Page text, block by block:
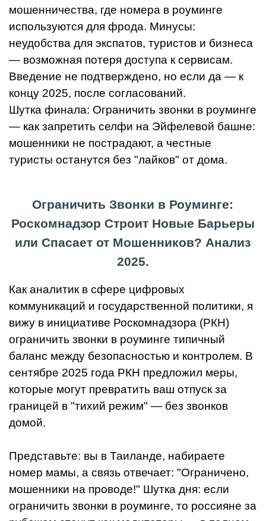
мошенничества, где номера в роуминге
используются для фрода. Минусы:
неудобства для экспатов, туристов и бизнеса
— возможная потеря доступа к сервисам.
Введение не подтверждено, но если да — к
концу 2025, после согласований.
Шутка финала: Ограничить звонки в роуминге
— как запретить селфи на Эйфелевой башне:
мошенники не пострадают, а честные
туристы останутся без "лайков" от дома.
Ограничить Звонки в Роуминге:
Роскомнадзор Строит Новые Барьеры
или Спасает от Мошенников? Анализ
2025.
Как аналитик в сфере цифровых
коммуникаций и государственной политики, я
вижу в инициативе Роскомнадзора (РКН)
ограничить звонки в роуминге типичный
баланс между безопасностью и контролем. В
сентябре 2025 года РКН предложил меры,
которые могут превратить ваш отпуск за
границей в "тихий режим" — без звонков
домой.
Представьте: вы в Таиланде, набираете
номер мамы, а связь отвечает: "Ограничено,
мошенники на проводе!" Шутка дня: если
ограничить звонки в роуминге, то россияне за